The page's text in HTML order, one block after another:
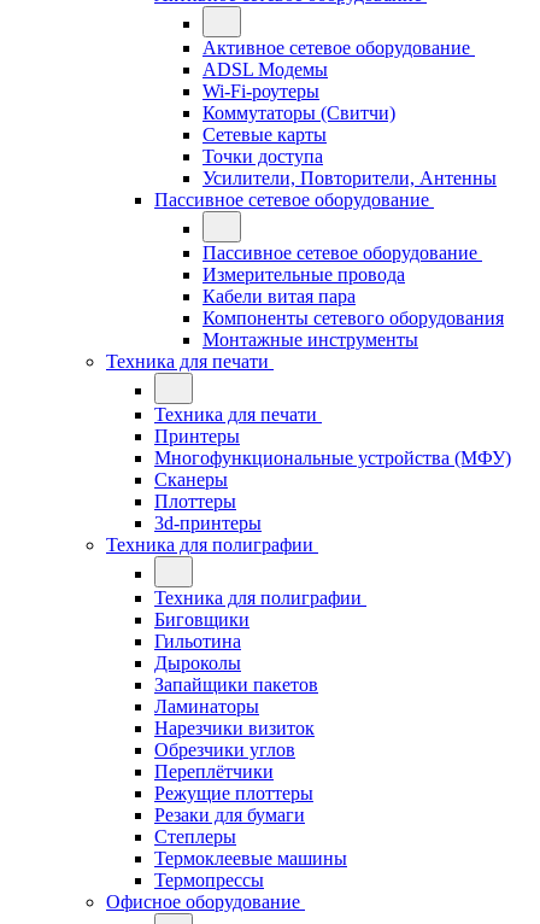
Активное сетевое оборудование
ADSL Модемы
Wi-Fi-роутеры
Коммутаторы (Свитчи)
Сетевые карты
Точки доступа
Усилители, Повторители, Антенны
Пассивное сетевое оборудование
Пассивное сетевое оборудование
Измерительные провода
Кабели витая пара
Компоненты сетевого оборудования
Монтажные инструменты
Техника для печати
Техника для печати
Принтеры
Многофункциональные устройства (МФУ)
Сканеры
Плоттеры
3d-принтеры
Техника для полиграфии
Техника для полиграфии
Биговщики
Гильотина
Дыроколы
Запайщики пакетов
Ламинаторы
Нарезчики визиток
Обрезчики углов
Переплётчики
Режущие плоттеры
Резаки для бумаги
Степлеры
Термоклеевые машины
Термопрессы
Офисное оборудование